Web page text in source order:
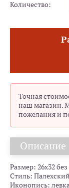
Количество:
Точная
наш магазин.
пожелания и
Описание
Размер: 26х32 без
Стиль: Палехский
Иконопись: